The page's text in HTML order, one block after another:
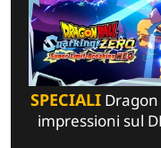
SPECIALI
impressioni sul